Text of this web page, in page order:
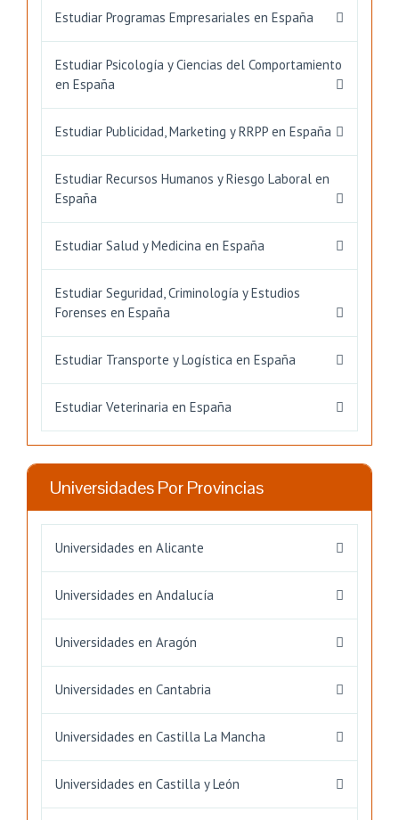
Estudiar Programas Empresariales en España
Estudiar Psicología y Ciencias del Comportamiento
en España
Estudiar Publicidad, Marketing y RRPP en España
Estudiar Recursos Humanos y Riesgo Laboral en
España
Estudiar Salud y Medicina en España
Estudiar Seguridad, Criminología y Estudios
Forenses en España
Estudiar Transporte y Logística en España
Estudiar Veterinaria en España
Universidades Por Provincias
Universidades en Alicante
Universidades en Andalucía
Universidades en Aragón
Universidades en Cantabria
Universidades en Castilla La Mancha
Universidades en Castilla y León